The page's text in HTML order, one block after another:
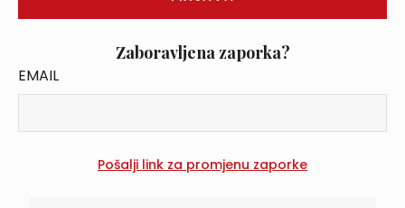
Zaboravljena zaporka?
EMAIL